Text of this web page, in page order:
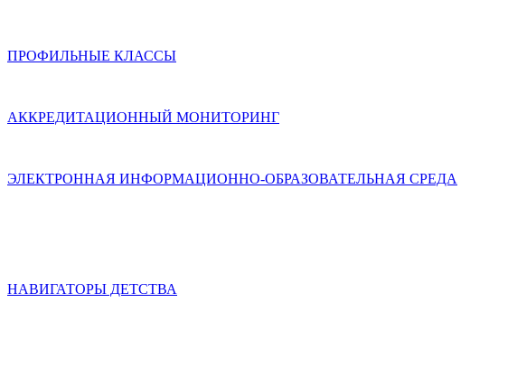
ПРОФИЛЬНЫЕ КЛАССЫ
АККРЕДИТАЦИОННЫЙ МОНИТОРИНГ
ЭЛЕКТРОННАЯ ИНФОРМАЦИОННО-ОБРАЗОВАТЕЛЬНАЯ СРЕДА
НАВИГАТОРЫ ДЕТСТВА